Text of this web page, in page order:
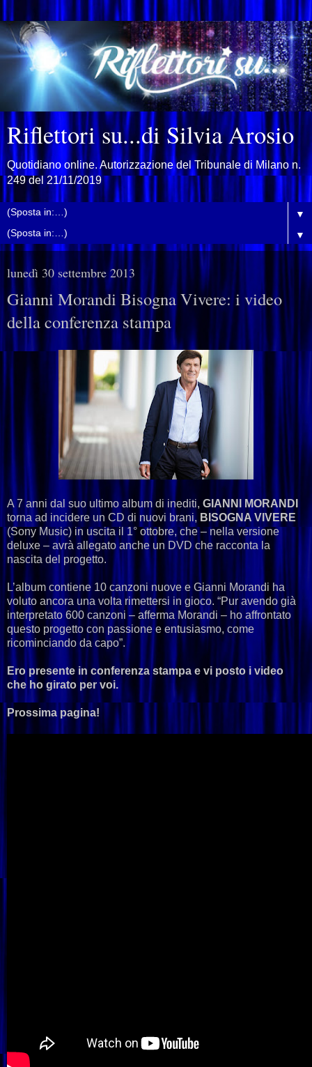
Riflettori su...di Silvia Arosio
Quotidiano online. Autorizzazione del Tribunale di Milano n.
249 del 21/11/2019
▼
▼
lunedì 30 settembre 2013
Gianni Morandi Bisogna Vivere: i video
della conferenza stampa
A 7 anni dal suo ultimo album di inediti, GIANNI MORANDI
torna ad incidere un CD di nuovi brani, BISOGNA VIVERE
(Sony Music) in uscita il 1° ottobre, che – nella versione
deluxe – avrà allegato anche un DVD che racconta la
nascita del progetto.
L’album contiene 10 canzoni nuove e Gianni Morandi ha
voluto ancora una volta rimettersi in gioco. “Pur avendo già
interpretato 600 canzoni – afferma Morandi – ho affrontato
questo progetto con passione e entusiasmo, come
ricominciando da capo”.
Ero presente in conferenza stampa e vi posto i video
che ho girato per voi.
Prossima pagina!